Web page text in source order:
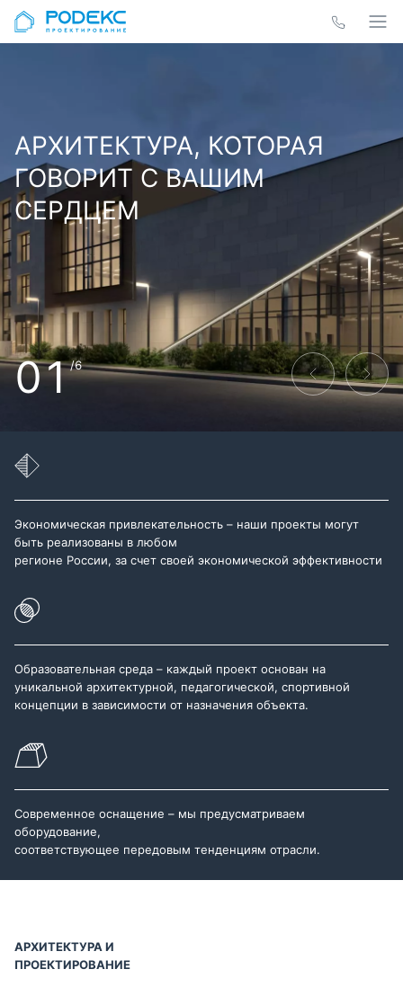
АРХИТЕКТУРА, КОТОРАЯ
ГОВОРИТ С ВАШИМ
СЕРДЦЕМ
01/6
Экономическая привлекательность – наши проекты могут
быть реализованы в любом
регионе России, за счет своей экономической эффективности
Образовательная среда – каждый проект основан на
уникальной архитектурной, педагогической, спортивной
концепции в зависимости от назначения объекта.
Современное оснащение – мы предусматриваем
оборудование,
соответствующее передовым тенденциям отрасли.
АРХИТЕКТУРА И
ПРОЕКТИРОВАНИЕ